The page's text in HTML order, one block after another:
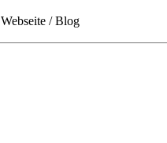
Webseite / Blog